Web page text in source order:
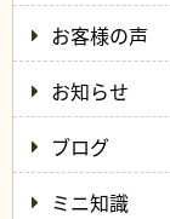
お客様の声
お知らせ
ブログ
ミニ知識